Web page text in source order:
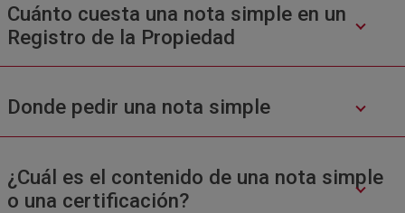
Cuánto cuesta una nota simple en un
Registro de la Propiedad
Donde pedir una nota simple
¿Cuál es el contenido de una nota simple
o una certificación?